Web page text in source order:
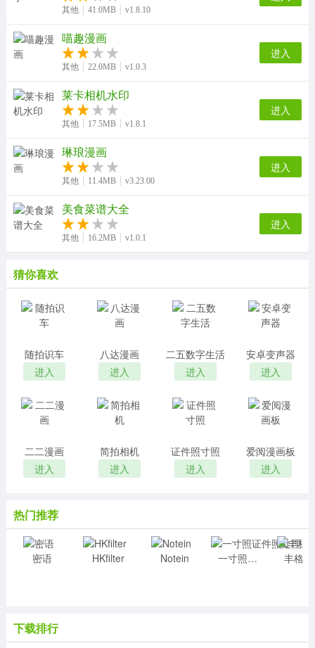
其他 41.0MB v1.8.10
喵趣漫画
其他 22.0MB v1.0.3
进入
莱卡相机水印
其他 17.5MB v1.8.1
进入
琳琅漫画
其他 11.4MB v3.23.00
进入
美食菜谱大全
其他 16.2MB v1.0.1
进入
猜你喜欢
随拍识车
进入
八达漫画
进入
二五数字生活
进入
安卓变声器
进入
二二漫画
进入
简拍相机
进入
证件照寸照
进入
爱阅漫画板
进入
热门推荐
密语 HKfilter Notein 一寸照证件照处理工具
下载排行